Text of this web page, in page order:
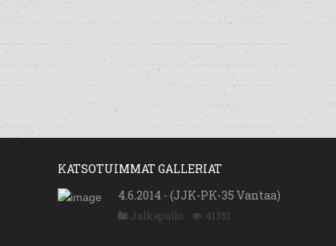
KATSOTUIMMAT GALLERIAT
4.6.2014 - (JJK-PK-35 Vantaa)
Jalkapallo 41351